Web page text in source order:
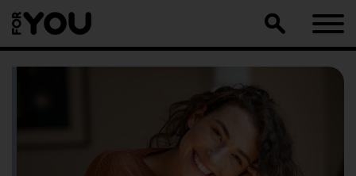
naar
artikel